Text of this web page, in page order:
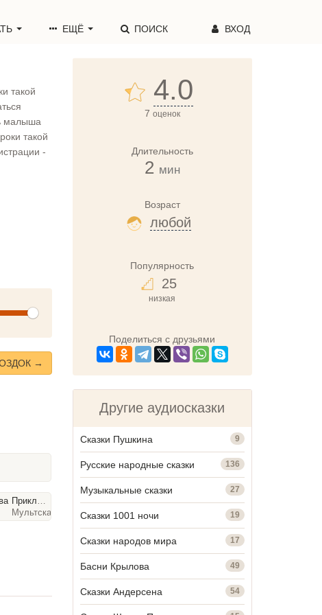
ЕЩЁ ПОИСК ВХОД
такой
малыша
такой
-
Volume
→
Приключения Васи Куролесова
Мультсказки, 29мин
4.0
7 оценок
Длительность
2 мин
Возраст
любой
Популярность
25
низкая
Поделиться с друзьями
Другие аудиосказки
Сказки Пушкина 9
Русские народные сказки 136
Музыкальные сказки 27
Сказки 1001 ночи 19
Сказки народов мира 17
Басни Крылова 49
Сказки Андерсена 54